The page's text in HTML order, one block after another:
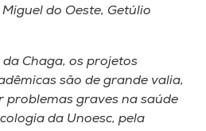
do Oeste, Getúlio
Chaga, os projetos
são de grande valia,
problemas graves na saúde
da Unoesc, pela